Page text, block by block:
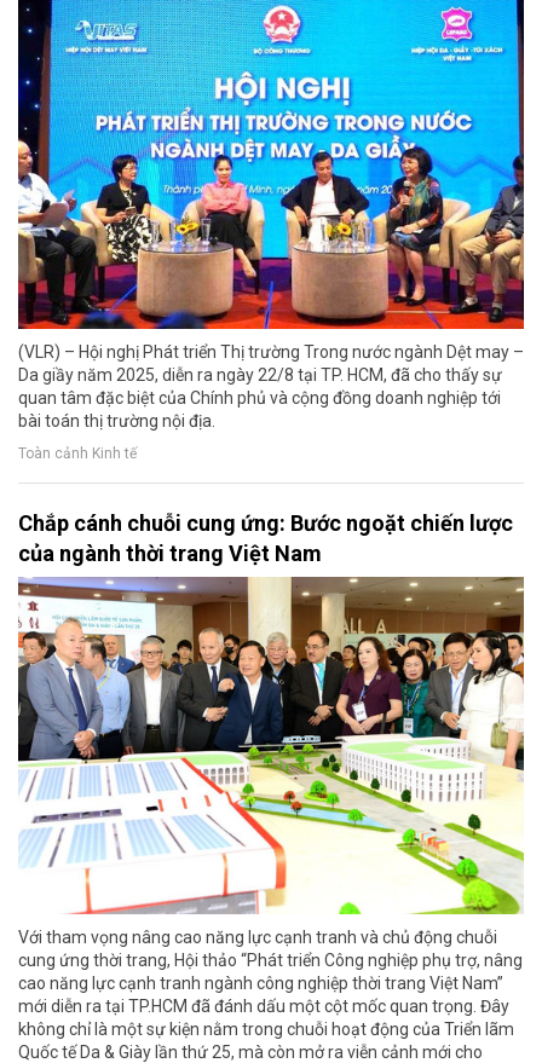
(VLR) – Hội nghị Phát triển Thị trường Trong nước ngành Dệt may –
Da giầy năm 2025, diễn ra ngày 22/8 tại TP. HCM, đã cho thấy sự
quan tâm đặc biệt của Chính phủ và cộng đồng doanh nghiệp tới
bài toán thị trường nội địa.
Toàn cảnh Kinh tế
Chắp cánh chuỗi cung ứng: Bước ngoặt chiến lược
của ngành thời trang Việt Nam
Với tham vọng nâng cao năng lực cạnh tranh và chủ động chuỗi
cung ứng thời trang, Hội thảo “Phát triển Công nghiệp phụ trợ, nâng
cao năng lực cạnh tranh ngành công nghiệp thời trang Việt Nam”
mới diễn ra tại TP.HCM đã đánh dấu một cột mốc quan trọng. Đây
không chỉ là một sự kiện nằm trong chuỗi hoạt động của Triển lãm
Quốc tế Da & Giày lần thứ 25, mà còn mở ra viễn cảnh mới cho